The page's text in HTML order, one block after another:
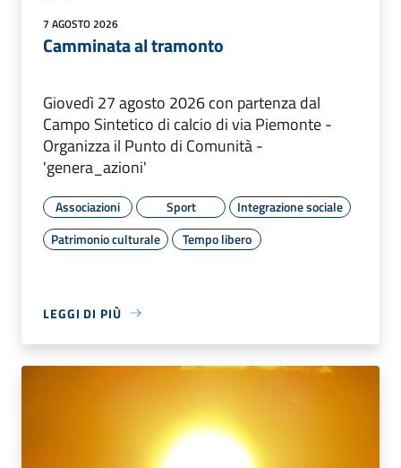
7 AGOSTO 2026
Camminata al tramonto
Giovedì 27 agosto 2026 con partenza dal
Campo Sintetico di calcio di via Piemonte -
Organizza il Punto di Comunità -
'genera_azioni'
Associazioni Sport
Integrazione sociale
Patrimonio culturale
Tempo libero
LEGGI DI PIÙ